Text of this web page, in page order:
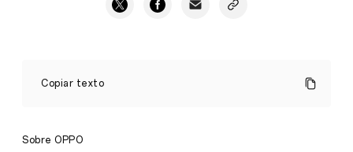
Copiar texto
Sobre OPPO